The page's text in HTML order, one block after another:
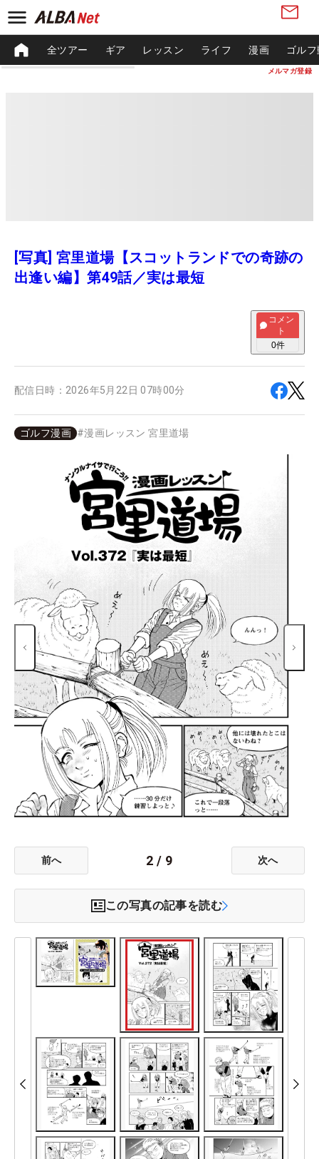
メルマガ登録
全ツアー ギア レッスン ライフ 漫画 ゴル
[写真] 宮里道場【スコットランドでの奇跡の
出逢い編】第49話／実は最短
コメン
ト
0件
配信日時： 2026年5月22日 07時00分
ゴルフ漫画 #漫画レッスン 宮里道場
前へ 2 / 9 次へ
この写真の記事を読む